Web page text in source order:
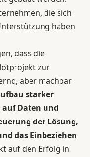
die sich
haben
dass die
zur
aber machbar
starker
auf Daten und
der Lösung,
das Einbeziehen
auf den Erfolg in